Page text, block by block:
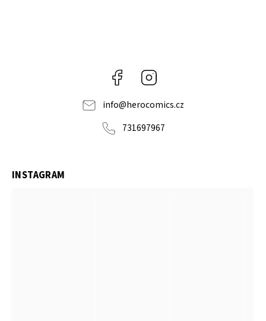
Facebook
info@herocomics.cz
731697967
INSTAGRAM